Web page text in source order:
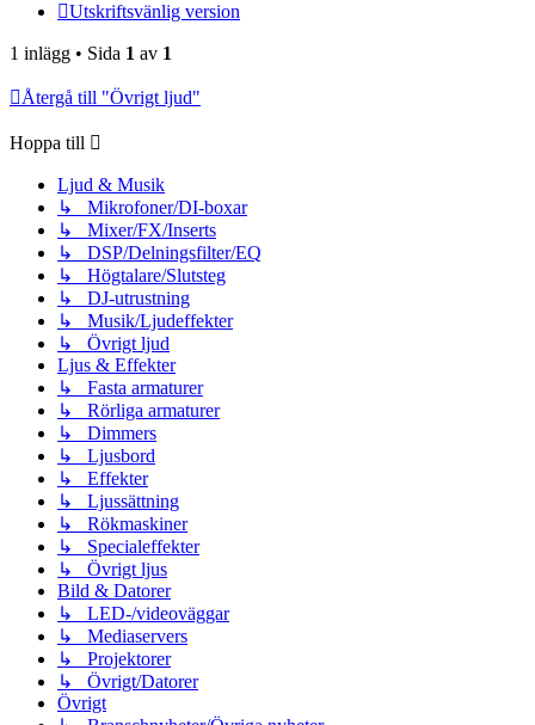
Utskriftsvänlig version
1 inlägg • Sida 1 av 1
Återgå till "Övrigt ljud"
Hoppa till
Ljud & Musik
↳ Mikrofoner/DI-boxar
↳ Mixer/FX/Inserts
↳ DSP/Delningsfilter/EQ
↳ Högtalare/Slutsteg
↳ DJ-utrustning
↳ Musik/Ljudeffekter
↳ Övrigt ljud
Ljus & Effekter
↳ Fasta armaturer
↳ Rörliga armaturer
↳ Dimmers
↳ Ljusbord
↳ Effekter
↳ Ljussättning
↳ Rökmaskiner
↳ Specialeffekter
↳ Övrigt ljus
Bild & Datorer
↳ LED-/videoväggar
↳ Mediaservers
↳ Projektorer
↳ Övrigt/Datorer
Övrigt